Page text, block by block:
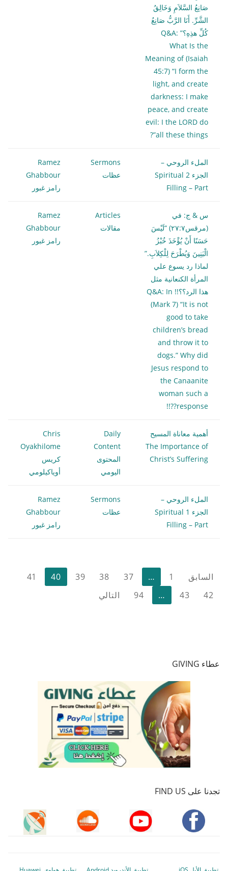
صَانِعُ السَّلاَمِ وَخَالِقُ
الشَّرِّ. أَنَا الرَّبُّ صَانِعُ
كُلِّ هذِهِ؟” Q&A:
What Is the
Meaning of (Isaiah
45:7) “I form the
light, and create
darkness: I make
peace, and create
evil: I the LORD do
all these things”?
الملء الروحي –
الجزء 2 Spiritual
Filling – Part
Sermons
عظات
Ramez
Ghabbour
رامز غبور
س & ج: في
(مرقس٢٧:٧) “لَيْسَ
حَسَنًا أَنْ يُؤْخَذَ خُبْزُ
الْبَنِينَ وَيُطْرَحَ لِلْكِلاَبِ.”
لماذا رد يسوع علي
المرأة الكنعانية مثل
هذا الرد؟؟!! Q&A: In
(Mark 7) “It is not
good to take
children’s bread
and throw it to
dogs.” Why did
Jesus respond to
the Canaanite
woman such a
response??!!
Articles
مقالات
Ramez
Ghabbour
رامز غبور
أهمية معاناة المسيح
The Importance of
Christ’s Suffering
Daily
Content
المحتوى
اليومي
Chris
Oyakhilome
كريس
أوياكيلومي
الملء الروحي –
الجزء 1 Spiritual
Filling – Part
Sermons
عظات
Ramez
Ghabbour
رامز غبور
تعدد
صفحات
السابق 1
…
37
38
39
40
41
42
43
…
94 التالي
عطاء GIVING
تجدنا على FIND US